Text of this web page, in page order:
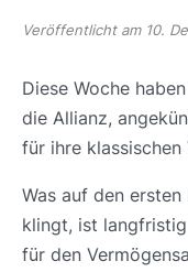
Veröffentlicht am 10.
Diese Woche
die Allianz,
für ihre klassischen
Was auf den
klingt, ist
für den